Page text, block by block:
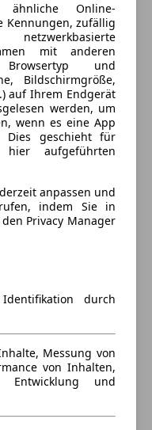
ähnliche Online-
Kennungen, zufällig
mit anderen
und
Bildschirmgröße,
auf Ihrem Endgerät
werden, um
wenn es eine App
Dies geschieht für
aufgeführten
anpassen und
indem Sie in
Privacy Manager
durch
Messung von
von Inhalten,
Entwicklung und